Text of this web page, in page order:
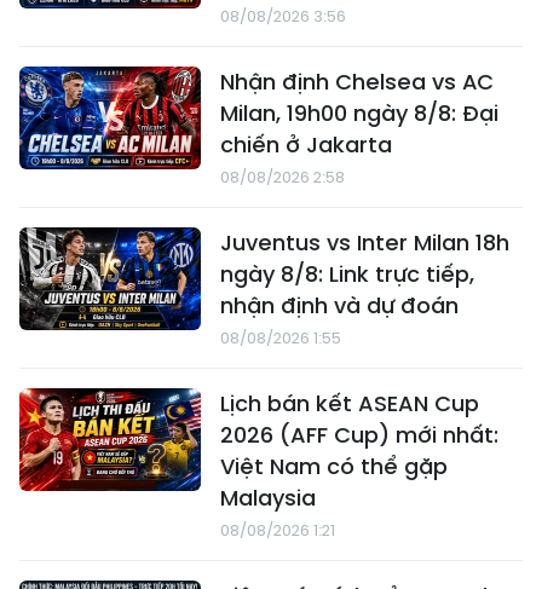
08/08/2026 3:56
Nhận định Chelsea vs AC
Milan, 19h00 ngày 8/8: Đại
chiến ở Jakarta
08/08/2026 2:58
Juventus vs Inter Milan 18h
ngày 8/8: Link trực tiếp,
nhận định và dự đoán
08/08/2026 1:55
Lịch bán kết ASEAN Cup
2026 (AFF Cup) mới nhất:
Việt Nam có thể gặp
Malaysia
08/08/2026 1:21